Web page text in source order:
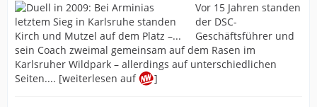
Vor 15 Jahren standen
der DSC-
Geschäftsführer und
sein Coach zweimal gemeinsam auf dem Rasen im
Karlsruher Wildpark – allerdings auf unterschiedlichen
Seiten.... [weiterlesen auf
]